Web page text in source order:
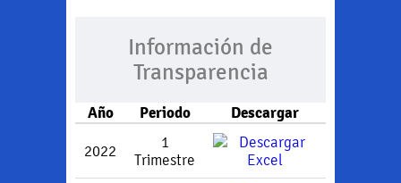
Información de
Transparencia
Año Periodo Descargar
2022
1
Trimestre